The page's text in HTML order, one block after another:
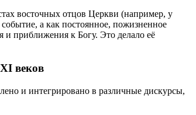
восточных отцов Церкви (например, у
а как постоянное, пожизненное
и приближения к Богу. Это делало её
веков
и интегрировано в различные дискурсы,